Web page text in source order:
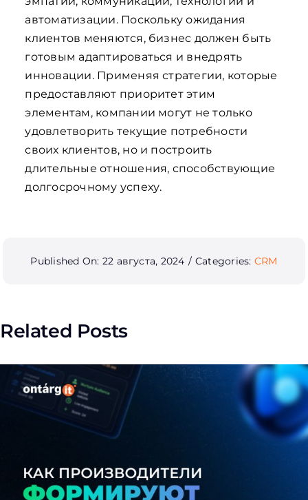
автоматизации. Поскольку ожидания
клиентов меняются, бизнес должен быть
готовым адаптироваться и внедрять
инновации. Применяя стратегии, которые
предоставляют приоритет этим
элементам, компании могут не только
удовлетворить текущие потребности
своих клиентов, но и построить
длительные отношения, способствующие
долгосрочному успеху.
Published On: 22 августа, 2024 / Categories: CRM
Related Posts